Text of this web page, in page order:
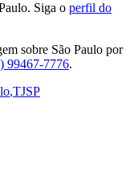
Siga o perfil do
sobre São Paulo por
99467-7776.
,TJSP